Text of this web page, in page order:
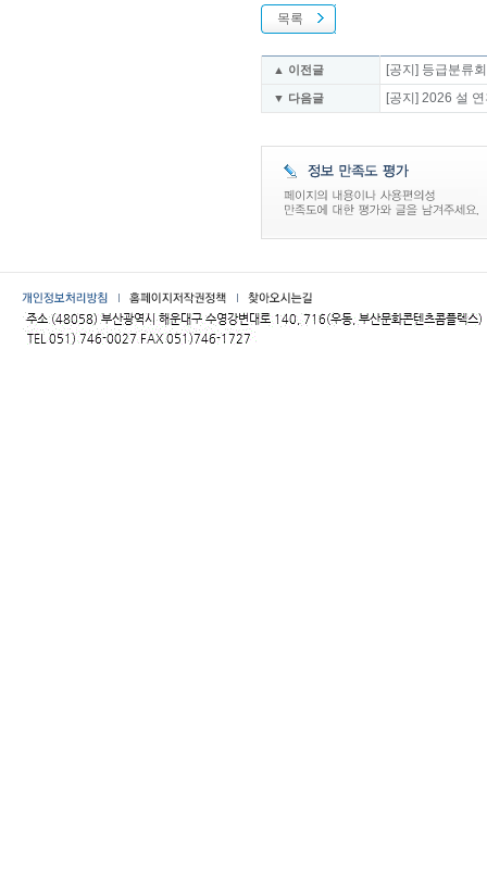
목록
▲ 이전글 [공지] 등급분류
▼ 다음글 [공지] 2026 설